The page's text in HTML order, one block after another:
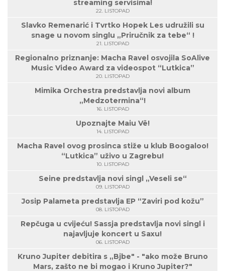
streaming servisima!
22. LISTOPAD
Slavko Remenarić i Tvrtko Hopek Les udružili su
snage u novom singlu „Priručnik za tebe“ !
21. LISTOPAD
Regionalno priznanje: Macha Ravel osvojila SoAlive
Music Video Award za videospot “Lutkica”
20. LISTOPAD
Mimika Orchestra predstavlja novi album
„Medzotermina“!
16. LISTOPAD
Upoznajte Maiu Vë!
14. LISTOPAD
Macha Ravel ovog prosinca stiže u klub Boogaloo!
“Lutkica” uživo u Zagrebu!
10. LISTOPAD
Seine predstavlja novi singl „Veseli se“
09. LISTOPAD
Josip Palameta predstavlja EP “Zaviri pod kožu”
08. LISTOPAD
Repčuga u cvijeću! Sassja predstavlja novi singl i
najavljuje koncert u Saxu!
06. LISTOPAD
Kruno Jupiter debitira s „Bjbe" - "ako može Bruno
Mars, zašto ne bi mogao i Kruno Jupiter?"